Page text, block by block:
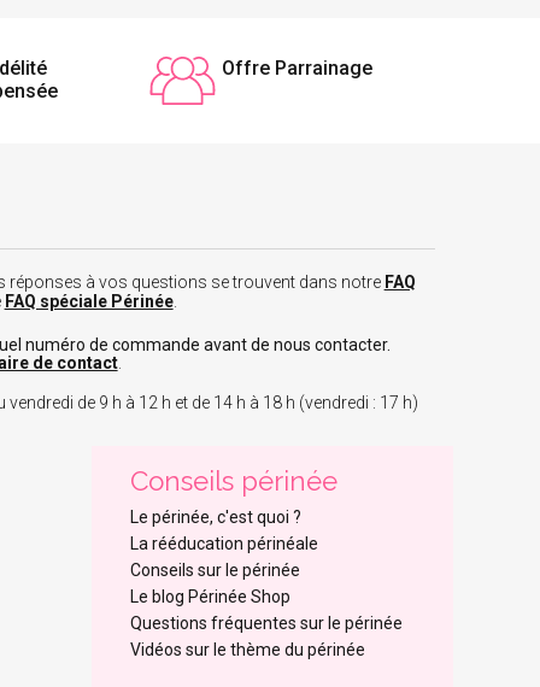
Offre Parrainage
réponses à vos questions se trouvent dans notre FAQ
FAQ spéciale Périnée.
numéro de commande avant de nous contacter.
de contact.
de 9 h à 12 h et de 14 h à 18 h (vendredi : 17 h)
Conseils périnée
Le périnée, c'est quoi ?
La rééducation périnéale
Conseils sur le périnée
Le blog Périnée Shop
Questions fréquentes sur le périnée
Vidéos sur le thème du périnée